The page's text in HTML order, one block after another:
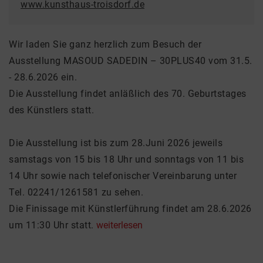
www.kunsthaus-troisdorf.de
Wir laden Sie ganz herzlich zum Besuch der
Ausstellung MASOUD SADEDIN – 30PLUS40 vom 31.5.
- 28.6.2026 ein.
Die Ausstellung findet anläßlich des 70. Geburtstages
des Künstlers statt.
Die Ausstellung ist bis zum 28.Juni 2026 jeweils
samstags von 15 bis 18 Uhr und sonntags von 11 bis
14 Uhr sowie nach telefonischer Vereinbarung unter
Tel. 02241/1261581 zu sehen.
Die Finissage mit Künstlerführung findet am 28.6.2026
um 11:30 Uhr statt. weiterlesen